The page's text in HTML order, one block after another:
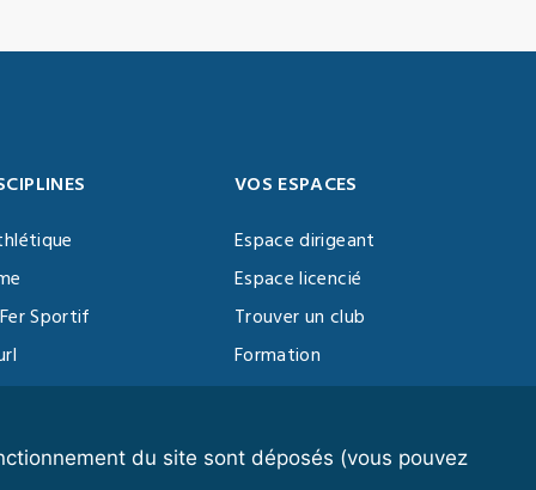
du site sont déposés (vous pouvez
Sportif
Training
VOS ESPACES
Espace dirigeant
Espace licencié
Trouver un club
Formation